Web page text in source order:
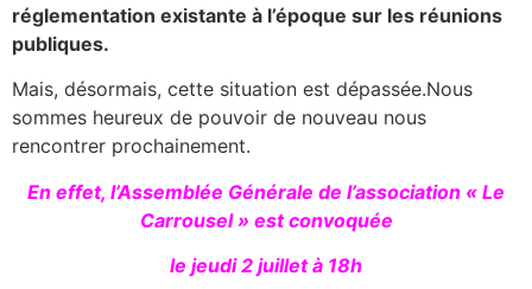
réglementation existante à l’époque sur les réunions
publiques.
Mais, désormais, cette situation est dépassée.Nous
sommes heureux de pouvoir de nouveau nous
rencontrer prochainement.
En effet, l’Assemblée Générale de l’association « Le
Carrousel » est convoquée
le jeudi 2 juillet à 18h